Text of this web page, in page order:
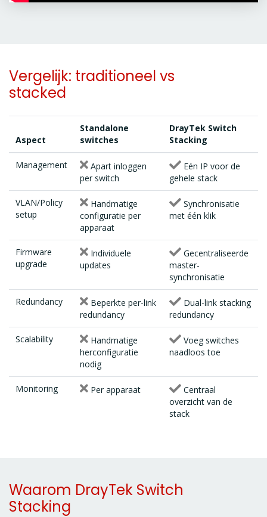
Vergelijk: traditioneel vs
stacked
Aspect
Standalone
switches
DrayTek Switch
Stacking
Management
Apart inloggen
per switch
Eén IP voor de
gehele stack
VLAN/Policy
setup
Handmatige
configuratie per
apparaat
Synchronisatie
met één klik
Firmware
upgrade
Individuele
updates
Gecentraliseerde
master-
synchronisatie
Redundancy
Beperkte per-link
redundancy
Dual-link stacking
redundancy
Scalability
Handmatige
herconfiguratie
nodig
Voeg switches
naadloos toe
Monitoring Per apparaat
Centraal
overzicht van de
stack
Waarom DrayTek Switch
Stacking